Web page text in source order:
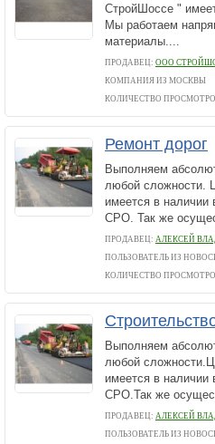
СтройШоссе "
Мы работаем
материалы....
ПРОДАВЕЦ: ООО
КОМПАНИЯ ИЗ МОСКВЫ
КОЛИЧЕСТВО
Ремонт дорог
Выполняем
любой сложности.
имеется в наличии
СРО. Так же
ПРОДАВЕЦ: АЛЕКСЕЙ
ПОЛЬЗОВАТЕЛЬ ИЗ
КОЛИЧЕСТВО
Выполняем
любой
имеется в наличии
СРО.Так же
ПРОДАВЕЦ: АЛЕКСЕЙ
ПОЛЬЗОВАТЕЛЬ ИЗ